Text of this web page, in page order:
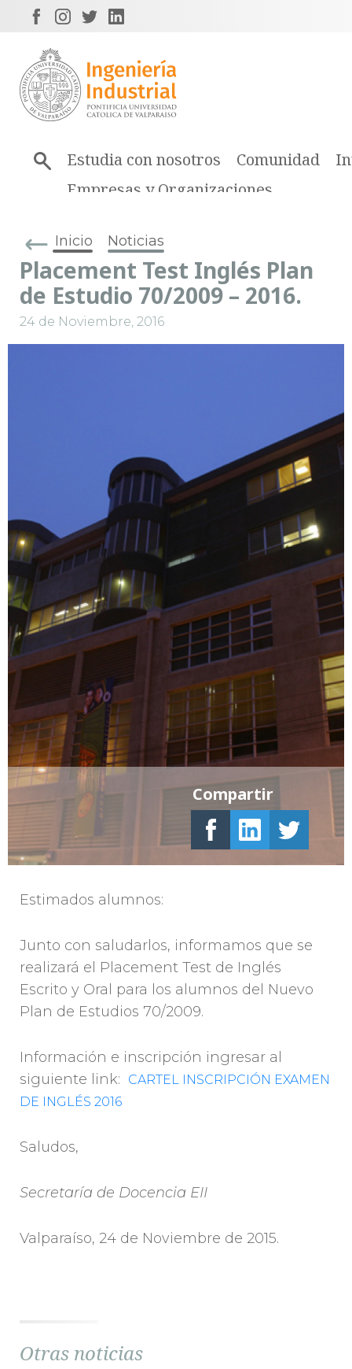
Estudia con nosotros Comunidad
Empresas y Organizaciones
Inicio Noticias
Placement Test Inglés Plan
de Estudio 70/2009 – 2016.
24 de Noviembre, 2016
Estimados alumnos:
Junto con saludarlos, informamos que se
realizará el Placement Test de Inglés
Escrito y Oral para los alumnos del Nuevo
Plan de Estudios 70/2009.
Información e inscripción ingresar al
siguiente link:
CARTEL INSCRIPCIÓN EXAMEN
DE INGLÉS 2016
Saludos,
Secretaría de Docencia EII
Valparaíso, 24 de Noviembre de 2015.
Compartir
Otras noticias